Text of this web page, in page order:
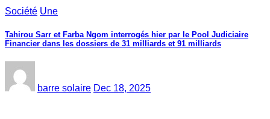
Société Une
Tahirou Sarr et Farba Ngom interrogés hier par le Pool Judiciaire
Financier dans les dossiers de 31 milliards et 91 milliards
barre solaire Dec 18, 2025